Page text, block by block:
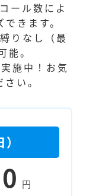
ール数によ
きます。
りなし（最
能。
施中！お気
い。
円